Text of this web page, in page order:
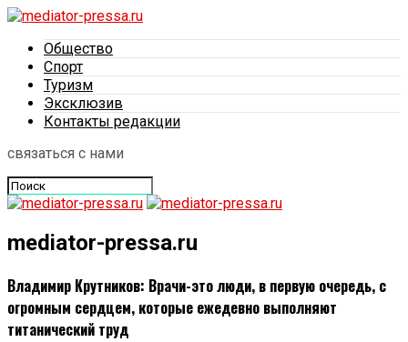
Общество
Спорт
Туризм
Эксклюзив
Контакты редакции
связаться с нами
mediator-pressa.ru
Владимир Крутников: Врачи-это люди, в первую очередь, с
огромным сердцем, которые ежедевно выполняют
титанический труд